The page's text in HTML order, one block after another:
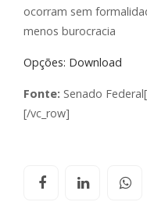
ocorram sem
menos burocracia
Opções: Download
Fonte: Senado
[/vc_row]